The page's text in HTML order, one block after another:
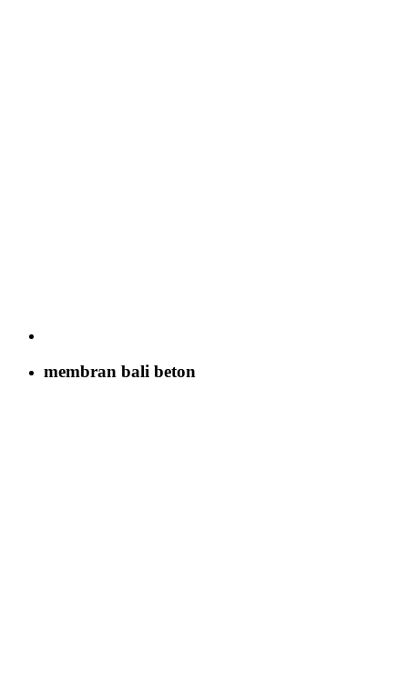
membran bali beton